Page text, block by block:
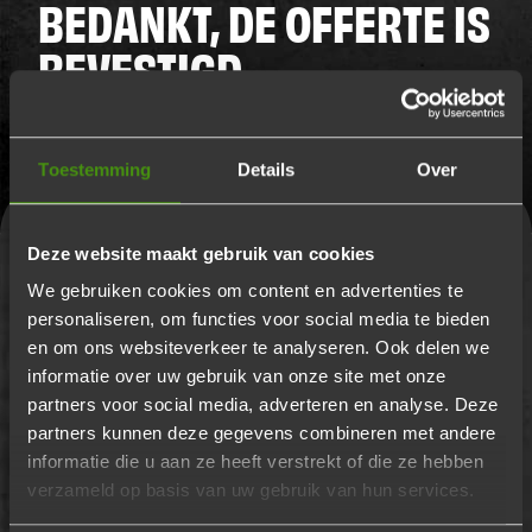
Toestemming Details Over
Deze website maakt gebruik van cookies
We gebruiken cookies om content en advertenties te
personaliseren, om functies voor social media te bieden
en om ons websiteverkeer te analyseren. Ook delen we
informatie over uw gebruik van onze site met onze
partners voor social media, adverteren en analyse. Deze
partners kunnen deze gegevens combineren met andere
informatie die u aan ze heeft verstrekt of die ze hebben
verzameld op basis van uw gebruik van hun services.
BEDANKT, DE OFFERTE IS
BEVESTIGD
De offerte is bevestigd. We gaan voor je aan de slag!